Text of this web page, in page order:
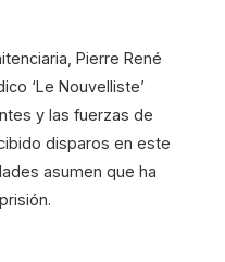
Pierre René
‘Le Nouvelliste’
y las fuerzas de
disparos en este
asumen que ha